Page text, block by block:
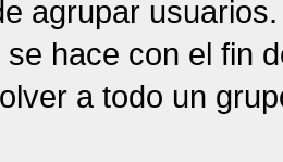
agrupar
hace con el fin
a todo un